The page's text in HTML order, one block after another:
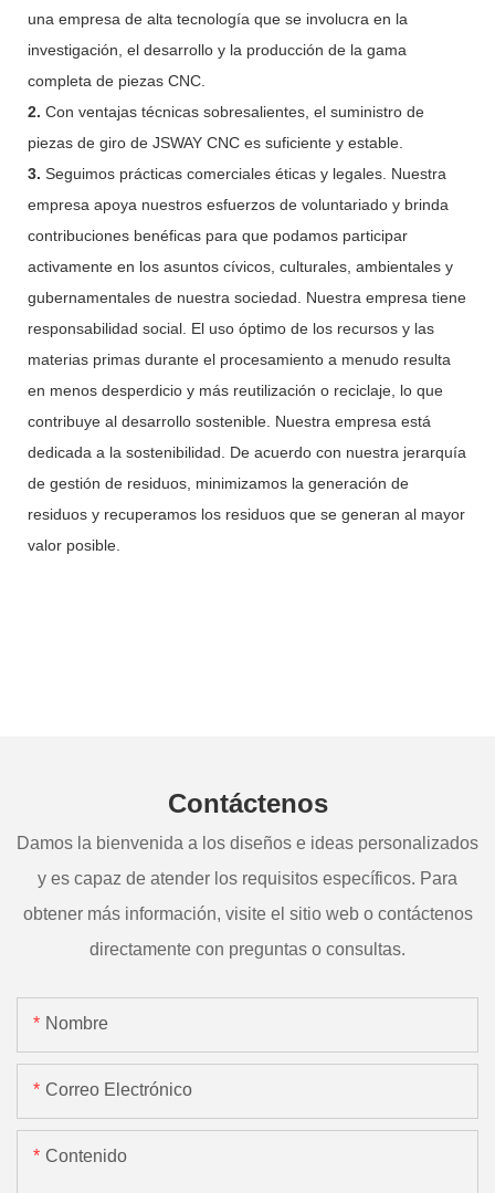
una empresa de alta tecnología que se involucra en la
investigación, el desarrollo y la producción de la gama
completa de piezas CNC.
2. Con ventajas técnicas sobresalientes, el suministro de
piezas de giro de JSWAY CNC es suficiente y estable.
3. Seguimos prácticas comerciales éticas y legales. Nuestra
empresa apoya nuestros esfuerzos de voluntariado y brinda
contribuciones benéficas para que podamos participar
activamente en los asuntos cívicos, culturales, ambientales y
gubernamentales de nuestra sociedad. Nuestra empresa tiene
responsabilidad social. El uso óptimo de los recursos y las
materias primas durante el procesamiento a menudo resulta
en menos desperdicio y más reutilización o reciclaje, lo que
contribuye al desarrollo sostenible. Nuestra empresa está
dedicada a la sostenibilidad. De acuerdo con nuestra jerarquía
de gestión de residuos, minimizamos la generación de
residuos y recuperamos los residuos que se generan al mayor
valor posible.
Contáctenos
Damos la bienvenida a los diseños e ideas personalizados
y es capaz de atender los requisitos específicos. Para
obtener más información, visite el sitio web o contáctenos
directamente con preguntas o consultas.
Nombre
Correo Electrónico
Contenido